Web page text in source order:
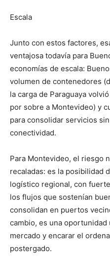
Escala
Junto con estos factores,
ventajosa todavía para
economías de escala:
volumen de contenedores
la carga de Paraguaya
por sobre a Montevideo) y
para consolidar servicios
conectividad.
Para Montevideo, el riesgo
recaladas: es la posibilidad
logístico regional, con
los flujos que sostenían
consolidan en puertos
cambio, es una oportunidad
mercado y encarar el
postergado.